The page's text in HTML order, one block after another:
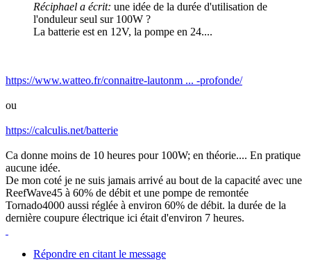
Réciphael a écrit: une idée de la durée d'utilisation de
l'onduleur seul sur 100W ?
La batterie est en 12V, la pompe en 24....
https://www.watteo.fr/connaitre-lautonm ... -profonde/
ou
https://calculis.net/batterie
Ca donne moins de 10 heures pour 100W; en théorie.... En pratique
aucune idée.
De mon coté je ne suis jamais arrivé au bout de la capacité avec une
ReefWave45 à 60% de débit et une pompe de remontée
Tornado4000 aussi réglée à environ 60% de débit. la durée de la
dernière coupure électrique ici était d'environ 7 heures.
Répondre en citant le message